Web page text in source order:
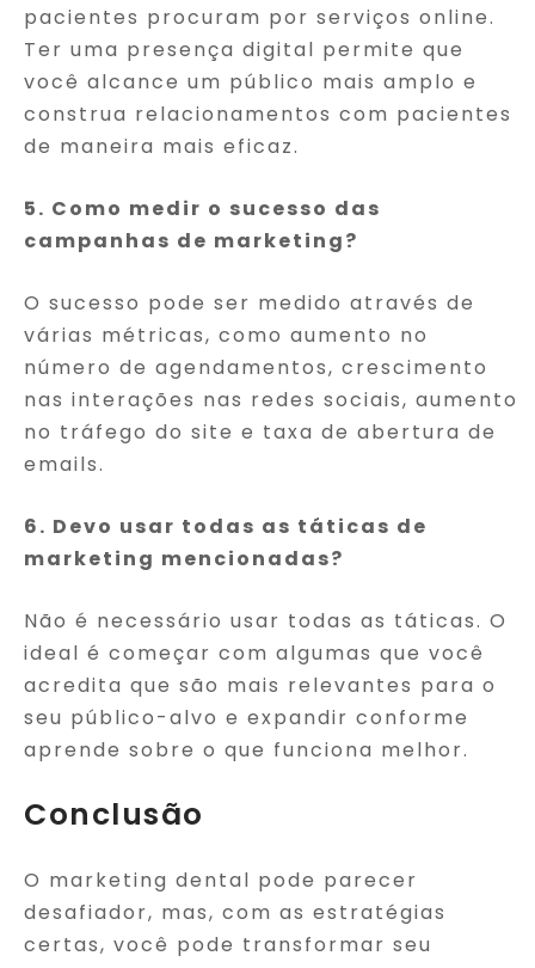
pacientes procuram por serviços online.
Ter uma presença digital permite que
você alcance um público mais amplo e
construa relacionamentos com pacientes
de maneira mais eficaz.
5. Como medir o sucesso das
campanhas de marketing?
O sucesso pode ser medido através de
várias métricas, como aumento no
número de agendamentos, crescimento
nas interações nas redes sociais, aumento
no tráfego do site e taxa de abertura de
emails.
6. Devo usar todas as táticas de
marketing mencionadas?
Não é necessário usar todas as táticas. O
ideal é começar com algumas que você
acredita que são mais relevantes para o
seu público-alvo e expandir conforme
aprende sobre o que funciona melhor.
Conclusão
O marketing dental pode parecer
desafiador, mas, com as estratégias
certas, você pode transformar seu